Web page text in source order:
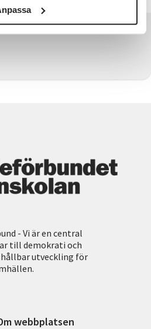
- Vi är en central
till demokrati och
utveckling för
webbplatsen